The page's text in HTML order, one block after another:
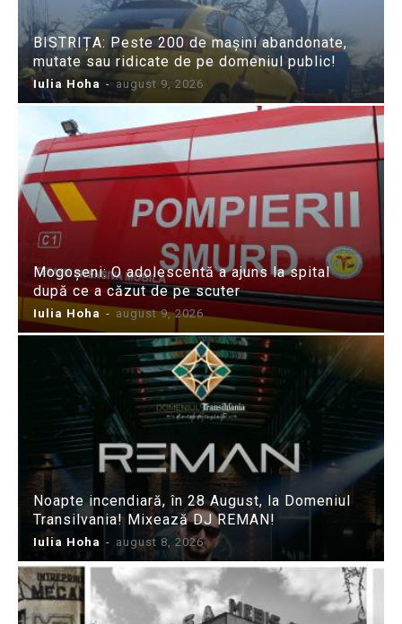
BISTRIȚA: Peste 200 de mașini abandonate,
mutate sau ridicate de pe domeniul public!
Iulia Hoha - august 9, 2026
Mogoșeni: O adolescentă a ajuns la spital
după ce a căzut de pe scuter
Iulia Hoha - august 9, 2026
Noapte incendiară, în 28 August, la Domeniul
Transilvania! Mixează DJ REMAN!
Iulia Hoha - august 8, 2026